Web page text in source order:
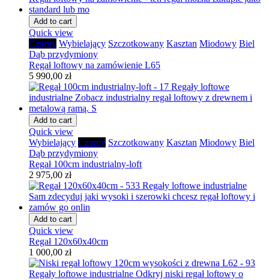
Add to cart
Quick view
Czarny Wybielający Szczotkowany Kasztan Miodowy Biel
Dąb przydymiony
Regał loftowy na zamówienie L65
5 990,00 zł
Add to cart
Quick view
Wybielający Czarny Szczotkowany Kasztan Miodowy Biel
Dąb przydymiony
Regał 100cm industrialny-loft
2 975,00 zł
Add to cart
Quick view
Regał 120x60x40cm
1 000,00 zł